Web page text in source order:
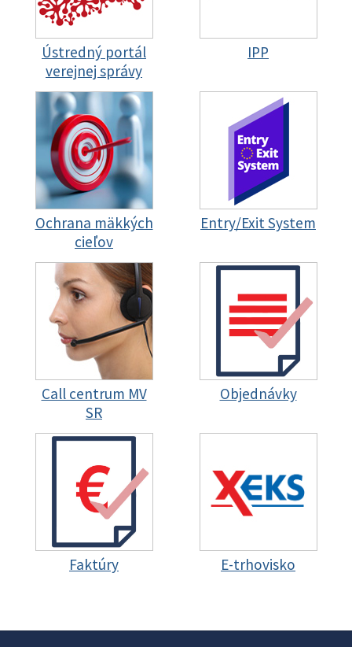
Ústredný portál
verejnej správy
IPP
Ochrana mäkkých
cieľov
Entry/Exit System
Call centrum MV
SR
Objednávky
Faktúry E-trhovisko